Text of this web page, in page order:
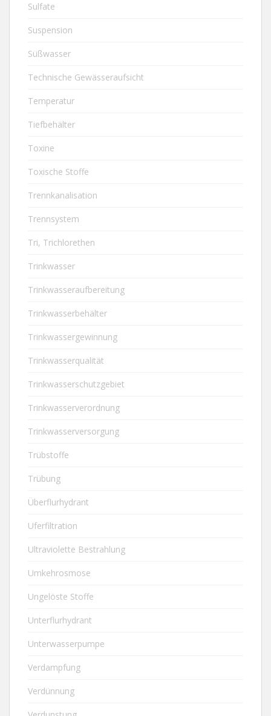
Sulfate
Suspension
Süßwasser
Technische Gewässeraufsicht
Temperatur
Tiefbehälter
Toxine
Toxische Stoffe
Trennkanalisation
Trennsystem
Tri, Trichlorethen
Trinkwasser
Trinkwasseraufbereitung
Trinkwasserbehälter
Trinkwassergewinnung
Trinkwasserqualität
Trinkwasserschutzgebiet
Trinkwasserverordnung
Trinkwasserversorgung
Trübstoffe
Trübung
Überflurhydrant
Uferfiltration
Ultraviolette Bestrahlung
Umkehrosmose
Ungelöste Stoffe
Unterflurhydrant
Unterwasserpumpe
Verdampfung
Verdünnung